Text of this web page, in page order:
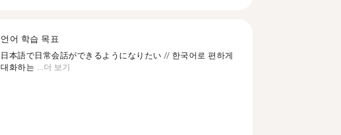
언어 학습 목표
日本語で日常会話ができるようになりたい // 한국어로 편하게
대화하는 ...더 보기